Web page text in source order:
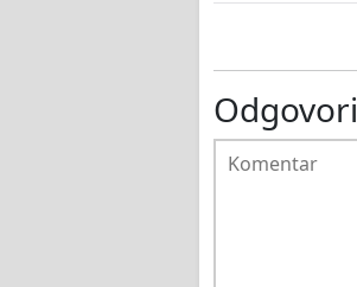
Odgovori